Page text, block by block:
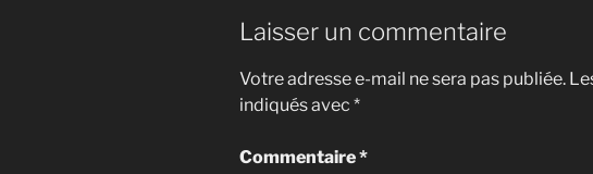
Laisser un commentaire
Votre adresse e-mail ne sera pas publiée.
indiqués avec *
Commentaire*